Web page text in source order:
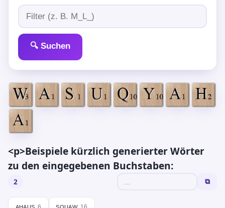
🔍 Suchen
<p>Beispiele kürzlich generierter Wörter
zu den eingegebenen Buchstaben:
2 ⧉
ahaus squaw